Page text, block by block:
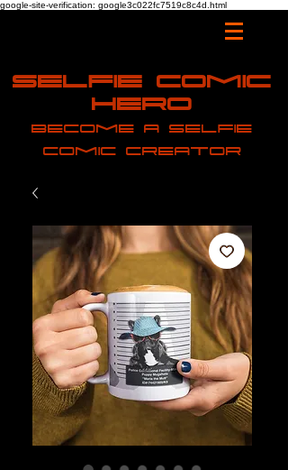
google-site-verification: google3c022fc7519c8c4d.html
Selfie Comic
Hero
Become a selfie
comic creator